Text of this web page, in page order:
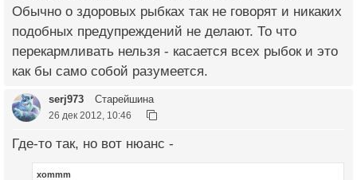
Обычно о здоровых рыбках так не говорят и никаких
подобных предупреждений не делают. То что
перекармливать нельзя - касается всех рыбок и это
как бы само собой разумеется.
serj973 Старейшина
26 дек 2012, 10:46
Где-то так, но вот нюанс -
xommm